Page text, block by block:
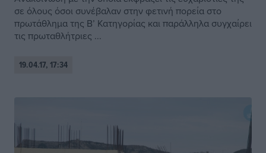
σε όλους όσοι συνέβαλαν στην φετινή πορεία στο
πρωτάθλημα της Β’ Κατηγορίας και παράλληλα συγχαίρει
τις πρωταθλήτριες ...
19.04.17, 17:34